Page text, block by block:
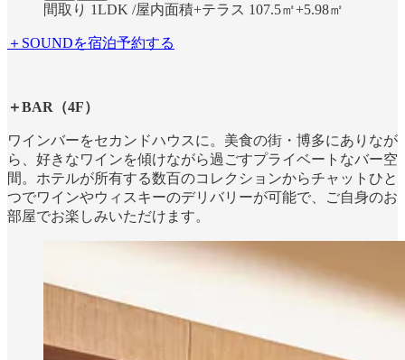
間取り 1LDK /屋内面積+テラス 107.5㎡+5.98㎡
＋SOUNDを宿泊予約する
＋BAR（4F）
ワインバーをセカンドハウスに。美食の街・博多にありなが
ら、好きなワインを傾けながら過ごすプライベートなバー空
間。ホテルが所有する数百のコレクションからチャットひと
つでワインやウィスキーのデリバリーが可能で、ご自身のお
部屋でお楽しみいただけます。